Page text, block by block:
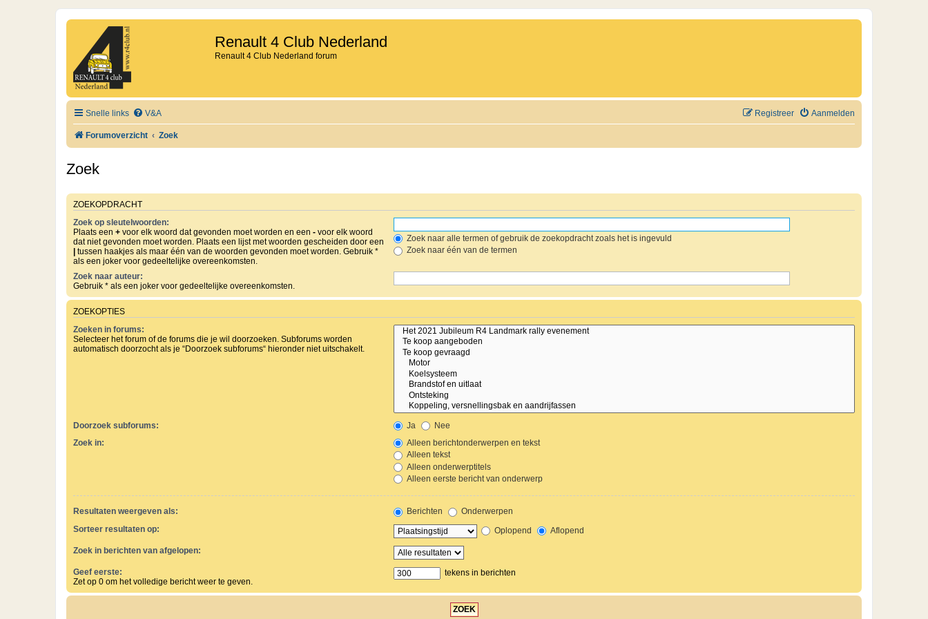
Renault 4 Club Nederland
Renault 4 Club Nederland forum
Snelle links V&A Aanmelden
Registreer
Forumoverzicht Zoek
Zoek
ZOEKOPDRACHT
Zoek op sleutelwoorden:
Plaats een + voor elk woord dat gevonden moet worden en een - voor elk woord
dat niet gevonden moet worden. Plaats een lijst met woorden gescheiden door een
tussen haakjes als maar één van de woorden gevonden moet worden. Gebruik *
als een joker voor gedeeltelijke overeenkomsten.
Zoek naar alle termen of gebruik de zoekopdracht zoals het is ingevuld
Zoek naar één van de termen
Zoek naar auteur:
Gebruik * als een joker voor gedeeltelijke overeenkomsten.
ZOEKOPTIES
Zoeken in forums:
Selecteer het forum of de forums die je wil doorzoeken. Subforums worden
automatisch doorzocht als je “Doorzoek subforums“ hieronder niet uitschakelt.
Doorzoek subforums: Ja
Nee
Zoek in:
Alleen berichtonderwerpen en tekst
Alleen tekst
Alleen onderwerptitels
Alleen eerste bericht van onderwerp
Resultaten weergeven als: Berichten
Onderwerpen
Sorteer resultaten op:
Oplopend Aflopend
Zoek in berichten van afgelopen:
Geef eerste:
Zet op 0 om het volledige bericht weer te geven.
tekens in berichten